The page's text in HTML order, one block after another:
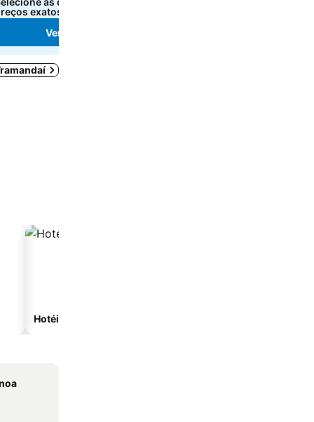
exatos.
Ver preços
Hotéis na praia